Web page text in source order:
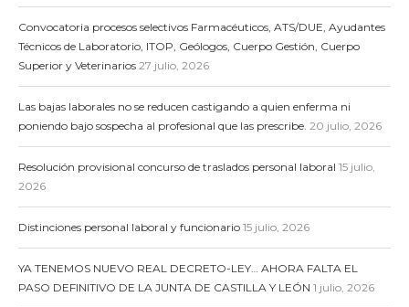
Convocatoria procesos selectivos Farmacéuticos, ATS/DUE, Ayudantes
Técnicos de Laboratorio, ITOP, Geólogos, Cuerpo Gestión, Cuerpo
Superior y Veterinarios 27 julio, 2026
Las bajas laborales no se reducen castigando a quien enferma ni
poniendo bajo sospecha al profesional que las prescribe. 20 julio, 2026
Resolución provisional concurso de traslados personal laboral 15 julio,
2026
Distinciones personal laboral y funcionario 15 julio, 2026
YA TENEMOS NUEVO REAL DECRETO-LEY… AHORA FALTA EL
PASO DEFINITIVO DE LA JUNTA DE CASTILLA Y LEÓN 1 julio, 2026